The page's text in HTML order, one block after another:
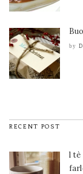
by
RECENT POST
l tè